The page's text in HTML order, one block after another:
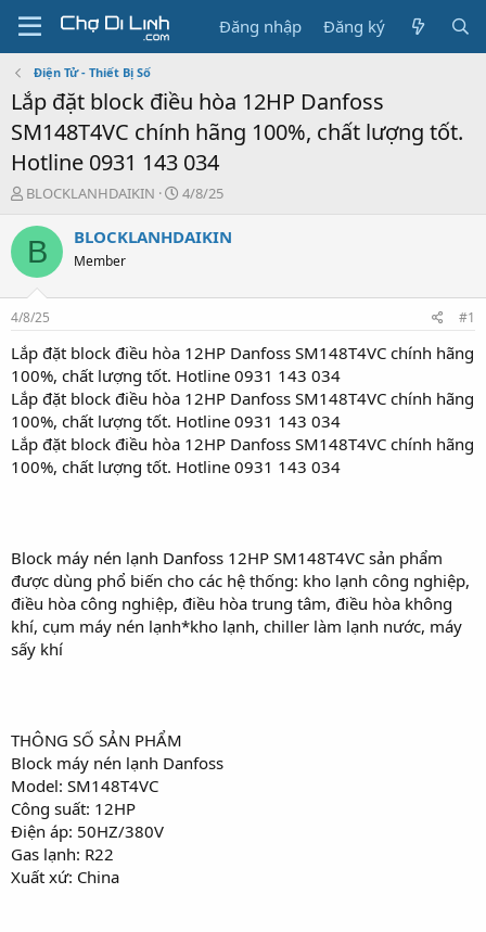
Đăng nhập Đăng ký
Điện Tử - Thiết Bị Số
Lắp đặt block điều hòa 12HP Danfoss
SM148T4VC chính hãng 100%, chất lượng tốt.
Hotline 0931 143 034
T
r
a
s
t
a
r
t
e
r
BLOCKLANHDAIKIN
N
à
4/8/25
B BLOCKLANHDAIKIN
Member
4/8/25 #1
Lắp đặt block điều hòa 12HP Danfoss SM148T4VC chính hãng
100%, chất lượng tốt. Hotline 0931 143 034
Lắp đặt block điều hòa 12HP Danfoss SM148T4VC chính hãng
100%, chất lượng tốt. Hotline 0931 143 034
Lắp đặt block điều hòa 12HP Danfoss SM148T4VC chính hãng
100%, chất lượng tốt. Hotline 0931 143 034
Block máy nén lạnh Danfoss 12HP SM148T4VC sản phẩm
được dùng phổ biến cho các hệ thống: kho lạnh công nghiệp,
điều hòa công nghiệp, điều hòa trung tâm, điều hòa không
khí, cụm máy nén lạnh*kho lạnh, chiller làm lạnh nước, máy
sấy khí
THÔNG SỐ SẢN PHẨM
Block máy nén lạnh Danfoss
Model: SM148T4VC
Công suất: 12HP
Điện áp: 50HZ/380V
Gas lạnh: R22
Xuất xứ: China